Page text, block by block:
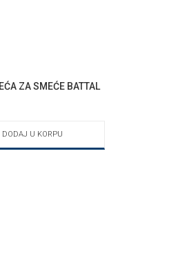
ZA SMEĆE BATTAL
DODAJ U KORPU